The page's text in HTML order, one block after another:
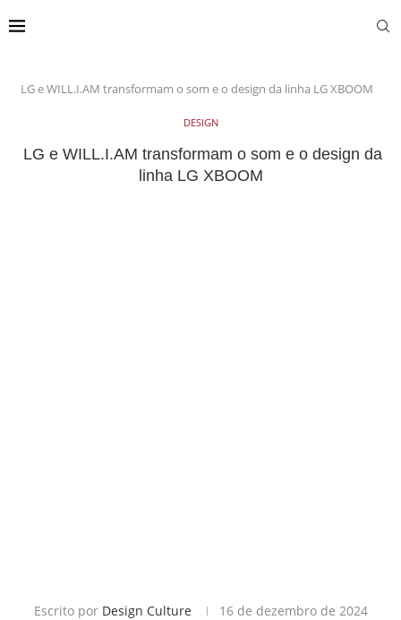
LG e WILL.I.AM transformam o som e o design da linha LG XBOOM
DESIGN
LG e WILL.I.AM transformam o som e o design da
linha LG XBOOM
Escrito por Design Culture 16 de dezembro de 2024